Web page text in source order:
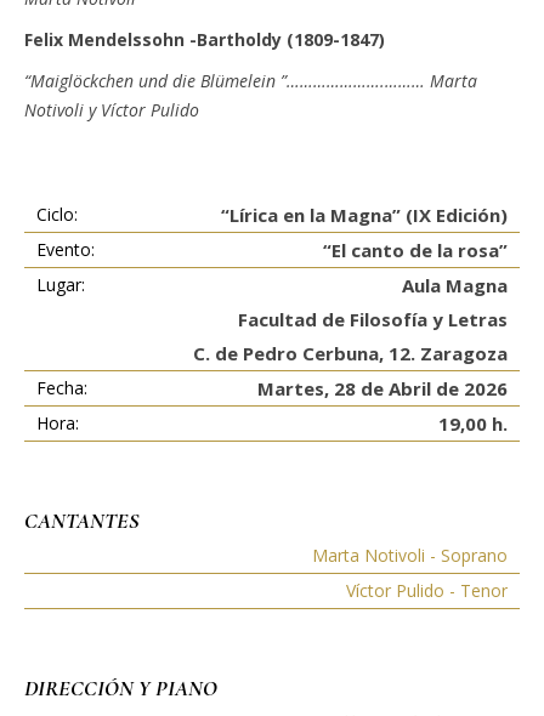
Felix Mendelssohn -Bartholdy (1809-1847)
“Maiglöckchen und die Blümelein ”………………….……… Marta
Notivoli y Víctor Pulido
Ciclo: “Lírica en la Magna” (IX Edición)
Evento: “El canto de la rosa”
Lugar:
Aula Magna
Facultad de Filosofía y Letras
C. de Pedro Cerbuna, 12. Zaragoza
Fecha: Martes, 28 de Abril de 2026
Hora: 19,00 h.
CANTANTES
Marta Notivoli - Soprano
Víctor Pulido - Tenor
DIRECCIÓN Y PIANO